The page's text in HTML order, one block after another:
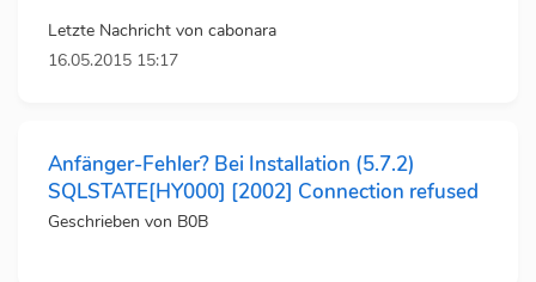
Letzte Nachricht von cabonara
16.05.2015 15:17
Anfänger-Fehler? Bei Installation (5.7.2)
SQLSTATE[HY000] [2002] Connection refused
Geschrieben von B0B